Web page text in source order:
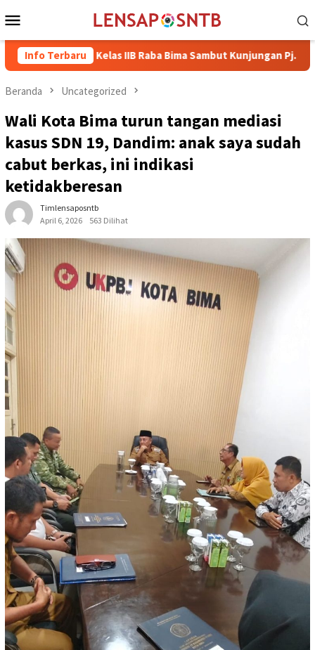
ke
Mobile
Info Terbaru
Kelas IIB Raba Bima Sambut Kunjungan Pj. Wali Kota Ir. H.
Beranda Uncategorized
Wali Kota Bima turun tangan mediasi
kasus SDN 19, Dandim: anak saya sudah
cabut berkas, ini indikasi
ketidakberesan
Timlensaposntb
April 6, 2026
563 Dilihat